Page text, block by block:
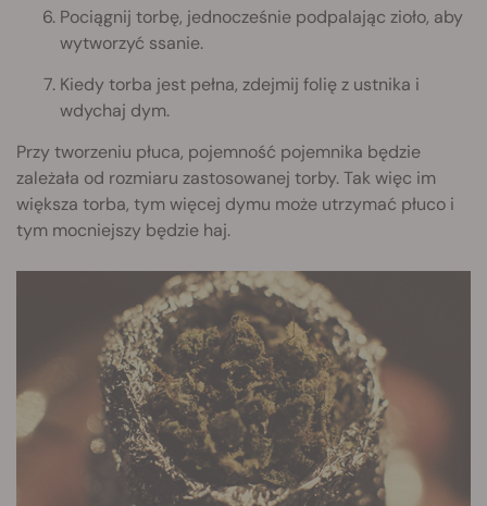
Pociągnij torbę, jednocześnie podpalając zioło, aby
wytworzyć ssanie.
Kiedy torba jest pełna, zdejmij folię z ustnika i
wdychaj dym.
Przy tworzeniu płuca, pojemność pojemnika będzie
zależała od rozmiaru zastosowanej torby. Tak więc im
większa torba, tym więcej dymu może utrzymać płuco i
tym mocniejszy będzie haj.